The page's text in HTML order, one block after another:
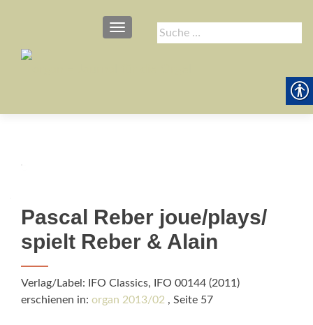
Suche
nach:
SCHALTE NAVIGATION
Pascal Reber joue/plays/
spielt Reber & Alain
Verlag/Label: IFO Classics, IFO 00144 (2011)
erschienen in: organ 2013/02 , Seite 57